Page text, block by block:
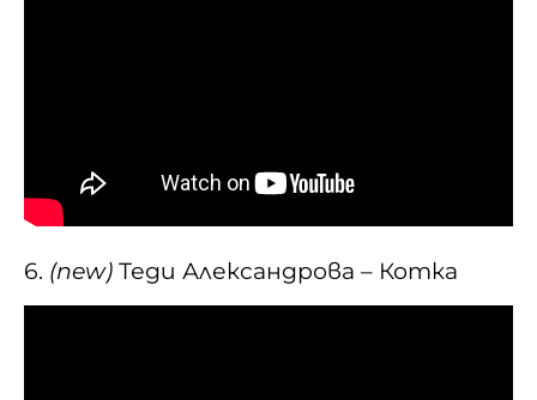
6. (new) Теди Александрова – Котка